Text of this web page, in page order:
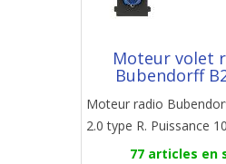
Moteur volet
Bubendorff
Moteur radio
2.0 type R. Puissance
77 articles en